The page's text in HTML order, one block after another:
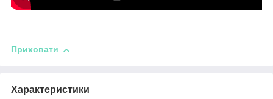
Приховати
Характеристики